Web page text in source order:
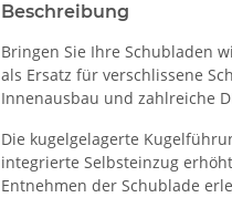
Beschreibung
Bringen Sie Ihre Schubladen
als Ersatz für verschlissene
Innenausbau und zahlreiche
Die kugelgelagerte
integrierte Selbsteinzug
Entnehmen der Schublade